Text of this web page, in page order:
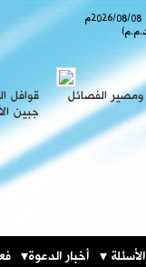
2026/08/08م
الفصائل
قوافل
جبين
أخبار الدعوة